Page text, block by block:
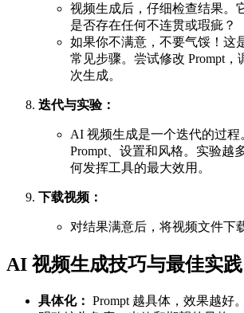
视频生成后，仔细检查结果。
是否存在任何不连贯或瑕疵？
如果你不满意，不要气馁！这
常见步骤。尝试修改 Prompt，
次生成。
迭代与实验：
AI 视频生成是一个迭代的过程
Prompt、设置和风格。实验越
何发挥工具的最大效用。
下载视频：
对结果满意后，将视频文件下
AI 视频生成技巧与最佳实践
具体化： Prompt 越具体，效果越好